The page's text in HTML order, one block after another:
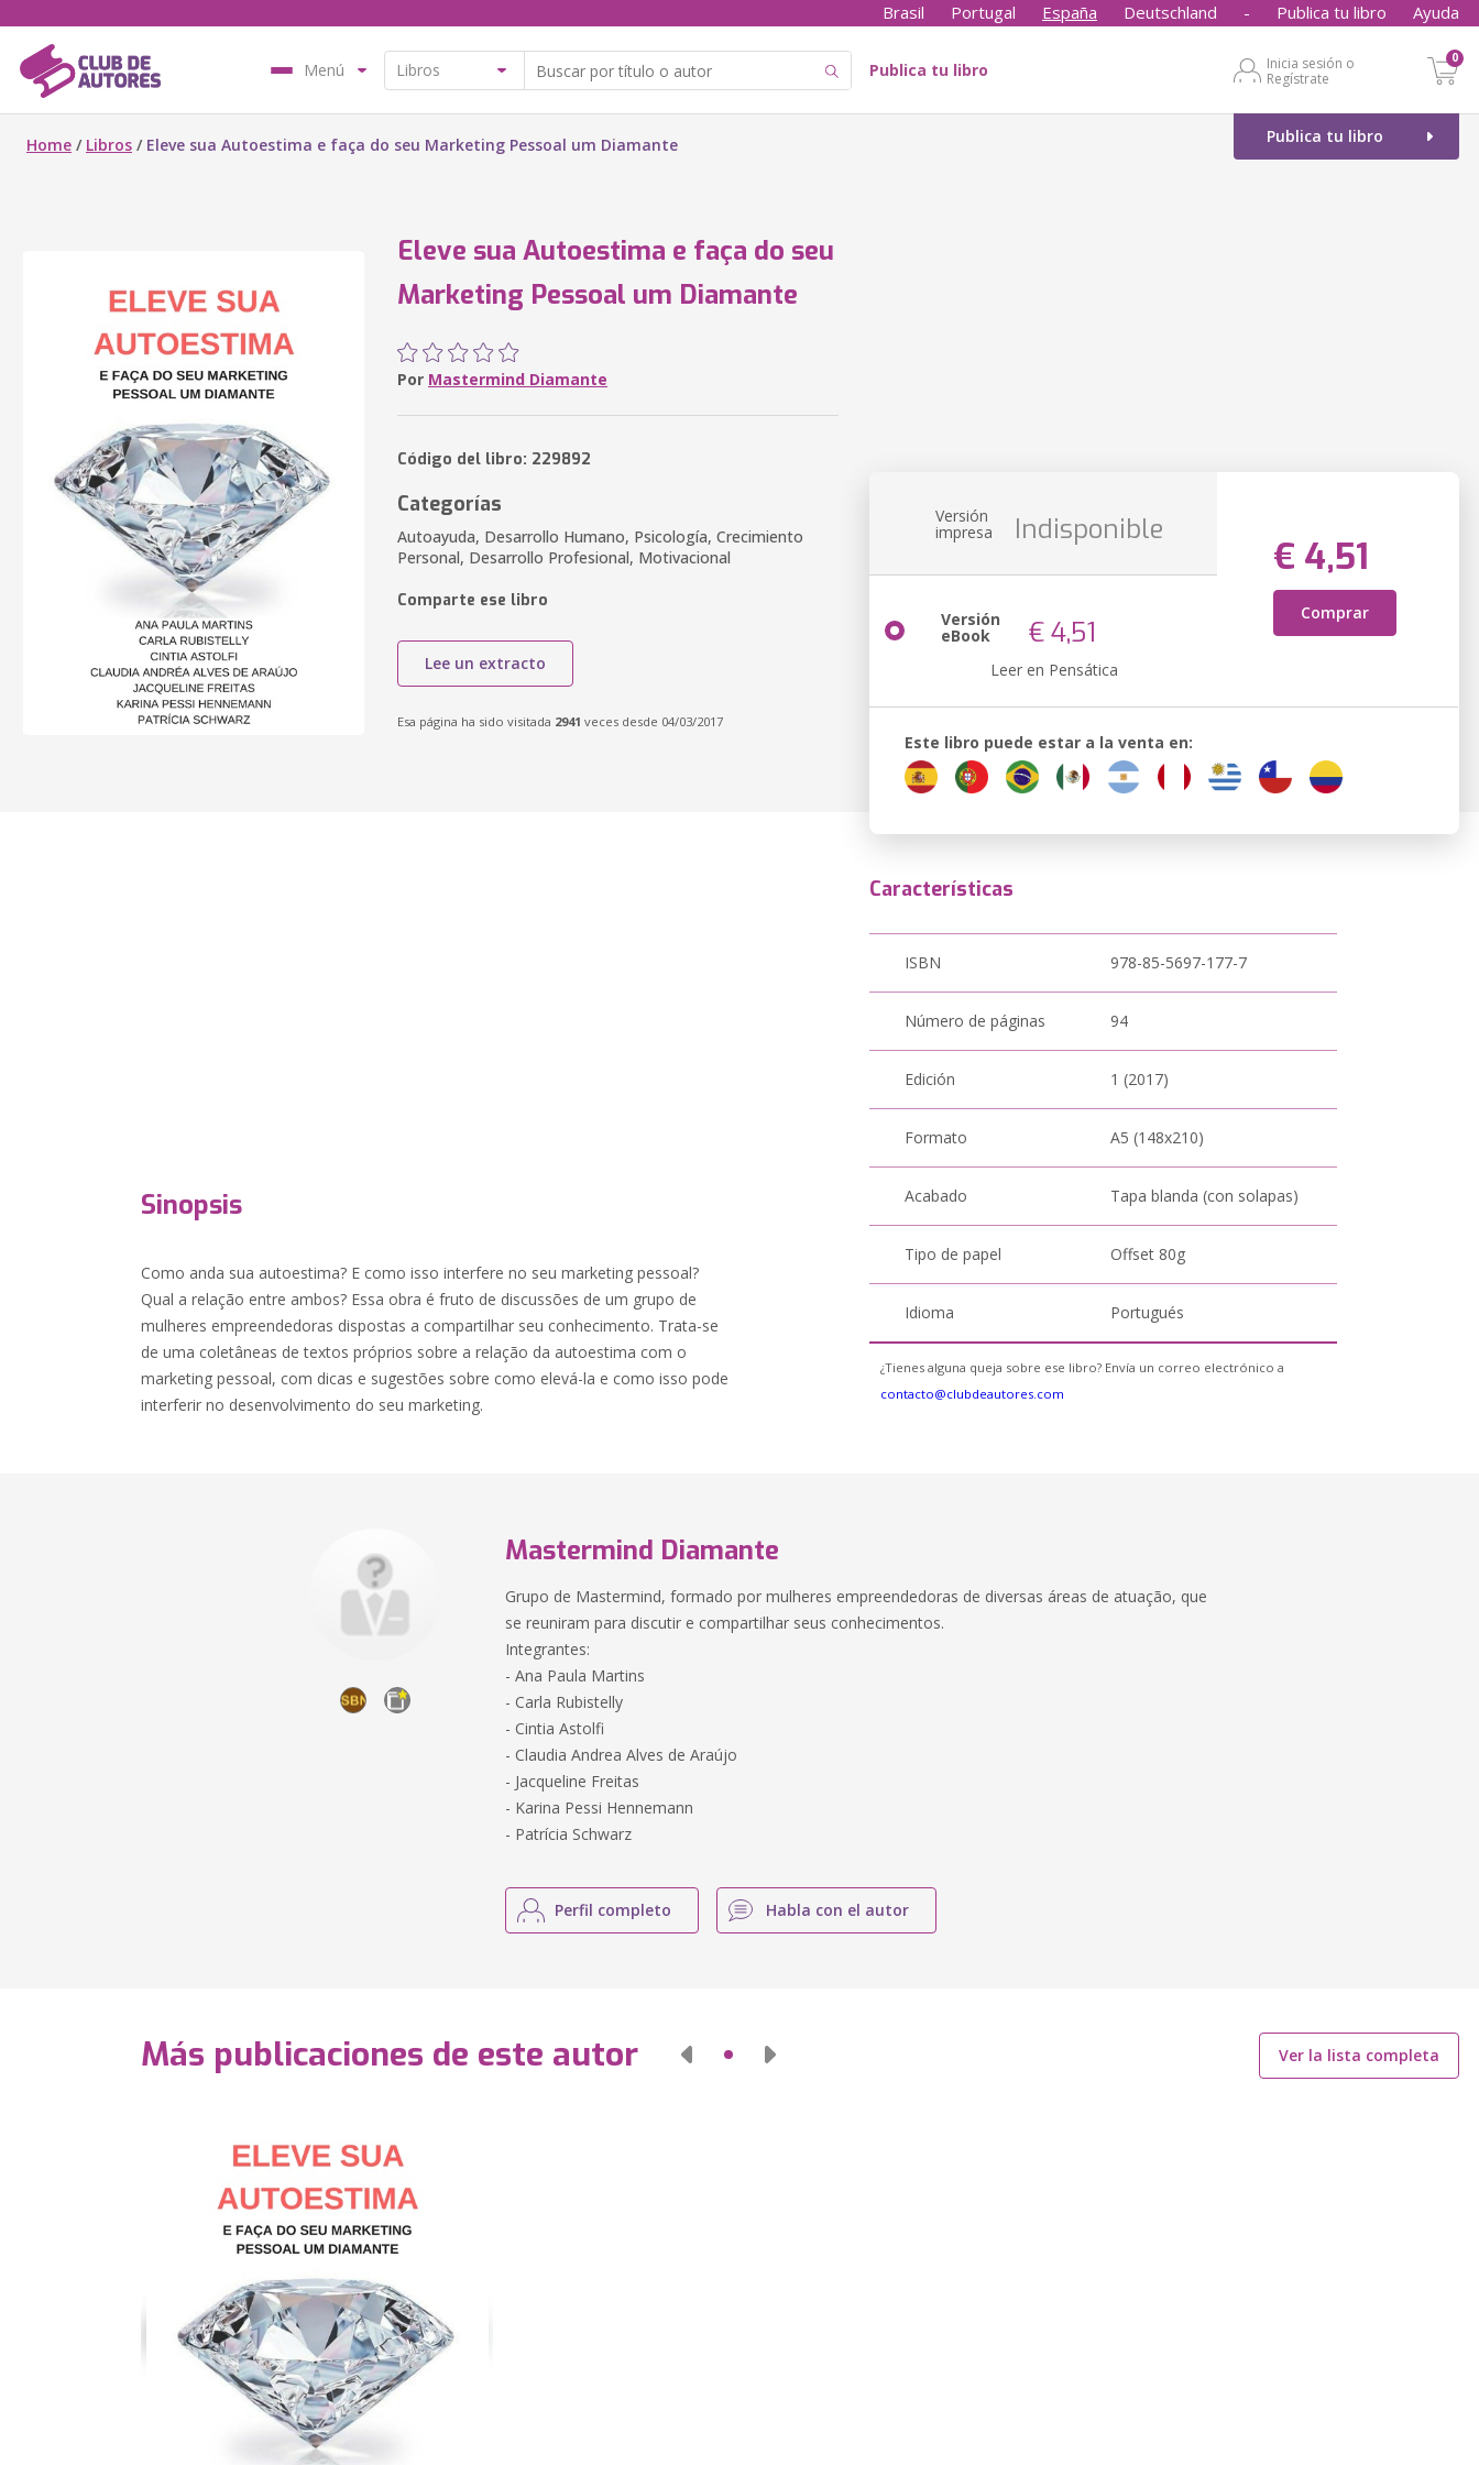
Brasil Portugal España Deutschland - Publica tu libro Ayuda
Menú Publica tu libro
Inicia sesión o
Regístrate
0
Publica tu libro
Home / Libros / Eleve sua Autoestima e faça do seu Marketing Pessoal um Diamante
Eleve sua Autoestima e faça do seu
Marketing Pessoal um Diamante
Por Mastermind Diamante
Código del libro: 229892
Categorías
Autoayuda, Desarrollo Humano, Psicología, Crecimiento
Personal, Desarrollo Profesional, Motivacional
Comparte ese libro
Lee un extracto
Esa página ha sido visitada 2941 veces desde 04/03/2017
Versión
impresa Indisponible
€ 4,51
Comprar
Versión
eBook € 4,51
Leer en Pensática
Este libro puede estar a la venta en:
Sinopsis
Como anda sua autoestima? E como isso interfere no seu marketing pessoal?
Qual a relação entre ambos? Essa obra é fruto de discussões de um grupo de
mulheres empreendedoras dispostas a compartilhar seu conhecimento. Trata-se
de uma coletâneas de textos próprios sobre a relação da autoestima com o
marketing pessoal, com dicas e sugestões sobre como elevá-la e como isso pode
interferir no desenvolvimento do seu marketing.
Características
ISBN 978-85-5697-177-7
Número de páginas 94
Edición 1 (2017)
Formato A5 (148x210)
Acabado Tapa blanda (con solapas)
Tipo de papel Offset 80g
Idioma Portugués
¿Tienes alguna queja sobre ese libro? Envía un correo electrónico a
contacto@clubdeautores.com
Mastermind Diamante
Grupo de Mastermind, formado por mulheres empreendedoras de diversas áreas de atuação, que
se reuniram para discutir e compartilhar seus conhecimentos.
Integrantes:
- Ana Paula Martins
- Carla Rubistelly
- Cintia Astolfi
- Claudia Andrea Alves de Araújo
- Jacqueline Freitas
- Karina Pessi Hennemann
- Patrícia Schwarz
Perfil completo Habla con el autor
Más publicaciones de este autor Ver la lista completa